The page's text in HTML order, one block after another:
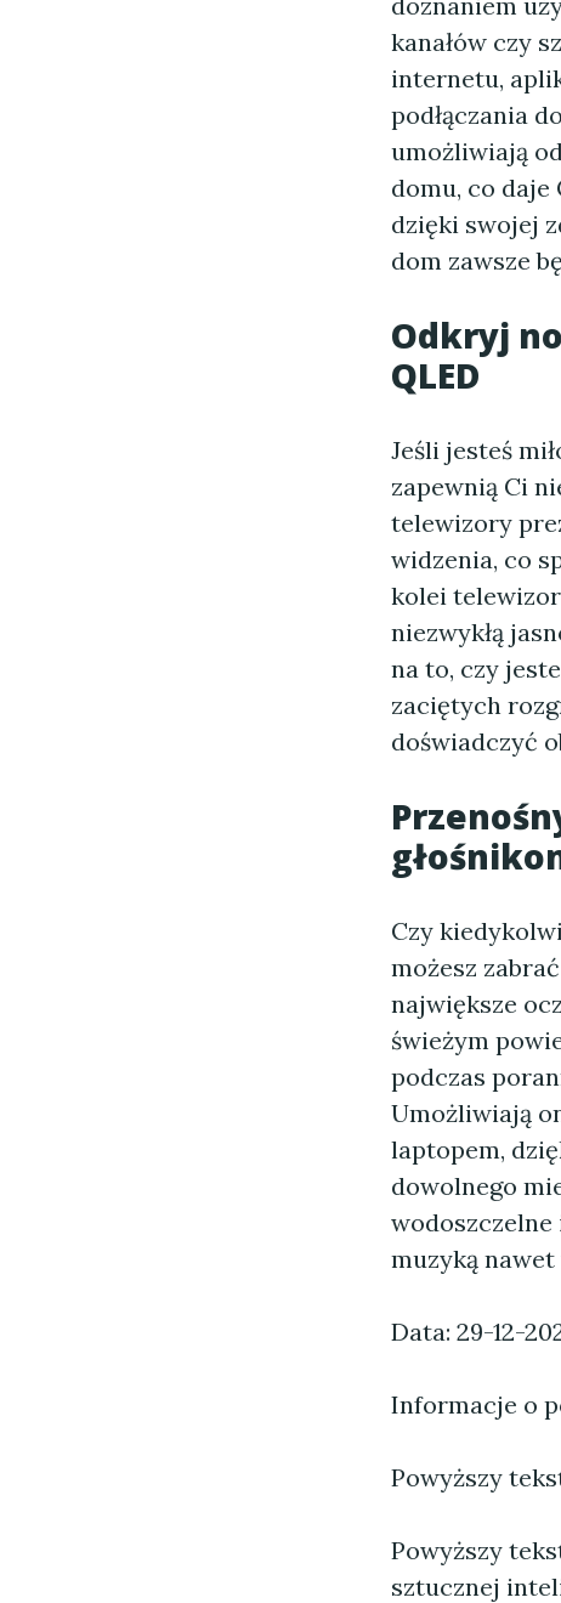
kanałów czy
internetu,
podłączania
umożliwiają
domu, co daje
dzięki swojej
dom zawsze
Odkryj
QLED
Jeśli jesteś
zapewnią Ci
telewizory
widzenia, co
kolei
niezwykłą
na to, czy
zaciętych
doświadczyć
Czy
możesz
największe
świeżym
podczas
Umożliwiają
laptopem,
dowolnego
wodoszczelne
muzyką
Data: 29-12-
Informacje o
Powyższy
Powyższy
sztucznej